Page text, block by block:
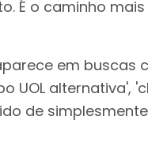
É o caminho
em
UOL alternativa',
de